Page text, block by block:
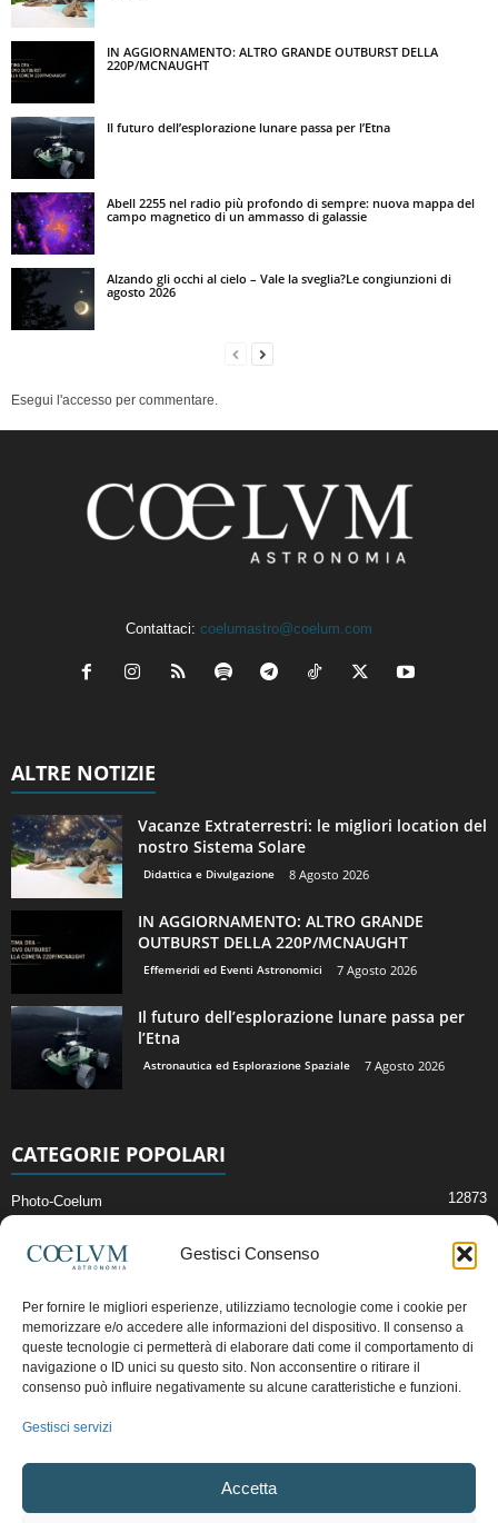
Gestisci Consenso
Per fornire le migliori esperienze, utilizziamo tecnologie come i cookie per
memorizzare e/o accedere alle informazioni del dispositivo. Il consenso a
queste tecnologie ci permetterà di elaborare dati come il comportamento di
navigazione o ID unici su questo sito. Non acconsentire o ritirare il
consenso può influire negativamente su alcune caratteristiche e funzioni.
Gestisci servizi
Accetta
IN AGGIORNAMENTO: ALTRO GRANDE OUTBURST DELLA
220P/MCNAUGHT
Il futuro dell’esplorazione lunare passa per l’Etna
Abell 2255 nel radio più profondo di sempre: nuova mappa del
campo magnetico di un ammasso di galassie
Alzando gli occhi al cielo – Vale la sveglia?Le congiunzioni di
agosto 2026
Esegui l'accesso per commentare.
Contattaci: coelumastro@coelum.com
ALTRE NOTIZIE
Vacanze Extraterrestri: le migliori location del
nostro Sistema Solare
Didattica e Divulgazione 8 Agosto 2026
IN AGGIORNAMENTO: ALTRO GRANDE
OUTBURST DELLA 220P/MCNAUGHT
Effemeridi ed Eventi Astronomici 7 Agosto 2026
Il futuro dell’esplorazione lunare passa per
l’Etna
Astronautica ed Esplorazione Spaziale 7 Agosto 2026
CATEGORIE POPOLARI
Photo-Coelum 12873
News di Astronomia 2412
Cielo del Mese
Astronomia, Astrofisica e Cosmologia
Articoli e Risorse On-Line
Copyright © 1997 - 2024 vietata la riproduzione.